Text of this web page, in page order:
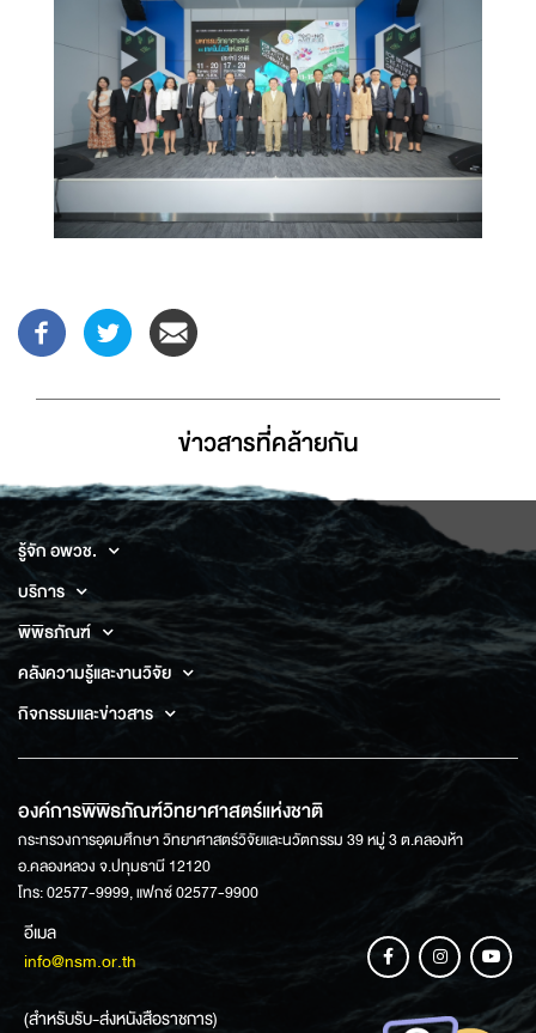
ข่าวสารที่่คล้ายกัน
รู้จัก อพวช.
บริการ
พิพิธภัณฑ์
คลังความรู้และงานวิจัย
กิจกรรมและข่าวสาร
องค์การพิพิธภัณฑ์วิทยาศาสตร์แห่งชาติ
กระทรวงการอุดมศึกษา วิทยาศาสตร์วิจัยและนวัตกรรม 39 หมู่ 3 ต.คลองห้า
อ.คลองหลวง จ.ปทุมธานี 12120
โทร: 02577-9999, แฟกซ์ 02577-9900
อีเมล
info@nsm.or.th
(สำหรับรับ-ส่งหนังสือราชการ)